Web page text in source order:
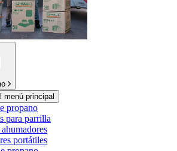
menú principal
propano
para parrilla
portátiles